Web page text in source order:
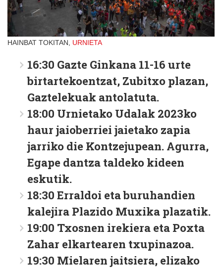
HAINBAT TOKITAN, URNIETA
16:30 Gazte Ginkana 11-16 urte
birtartekoentzat, Zubitxo plazan,
Gaztelekuak antolatuta.
18:00 Urnietako Udalak 2023ko
haur jaioberriei jaietako zapia
jarriko die Kontzejupean. Agurra,
Egape dantza taldeko kideen
eskutik.
18:30 Erraldoi eta buruhandien
kalejira Plazido Muxika plazatik.
19:00 Txosnen irekiera eta Poxta
Zahar elkartearen txupinazoa.
19:30 Mielaren jaitsiera, elizako